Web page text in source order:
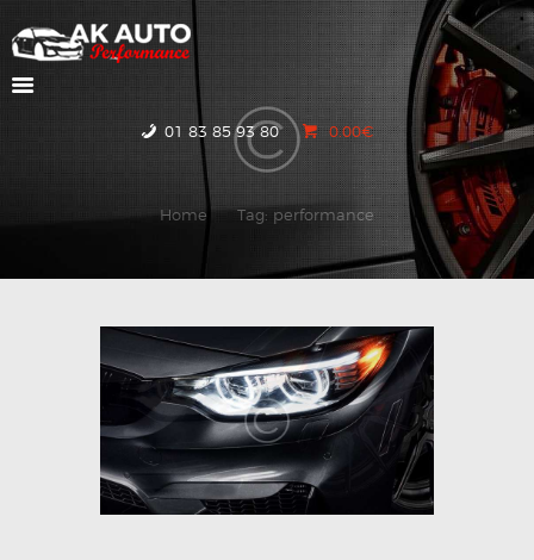
01 83 85 93 80 0.00€
Home Tag: performance
ACCUEIL
NOS VOITURES
CONTACTEZ-NOUS